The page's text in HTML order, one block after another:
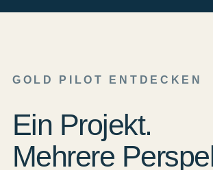
GOLD PILOT ENTDECKEN
Ein Projekt.
Mehrere